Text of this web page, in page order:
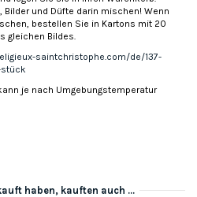
und Düfte darin mischen! Wenn
bestellen Sie in Kartons mit 20
gleichen Bildes.
saintchristophe.com/de/137-
je nach Umgebungstemperatur
haben, kauften auch ...